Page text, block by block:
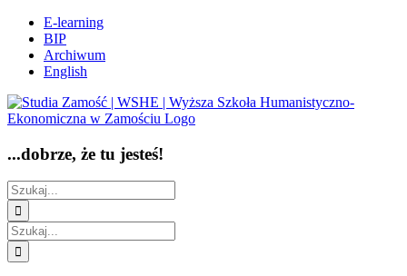
Przejdź
zawartości
FacebookE-learning
BIP
Archiwum
English
...dobrze, że tu jesteś!
Szukaj
Szukaj